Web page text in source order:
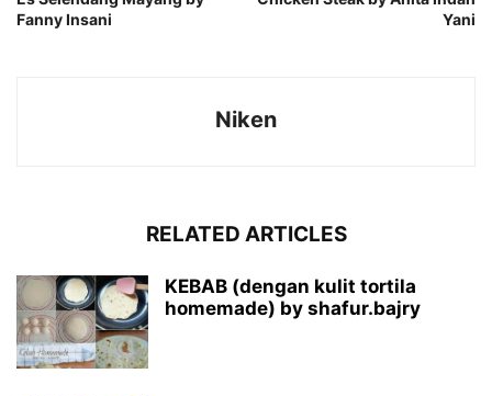
Fanny Insani
Yani
Niken
RELATED ARTICLES
KEBAB (dengan kulit tortila
homemade) by shafur.bajry